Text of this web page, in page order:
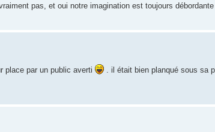
pas, et oui notre imagination est toujours
place par un public averti
. il était bien planqué sous sa